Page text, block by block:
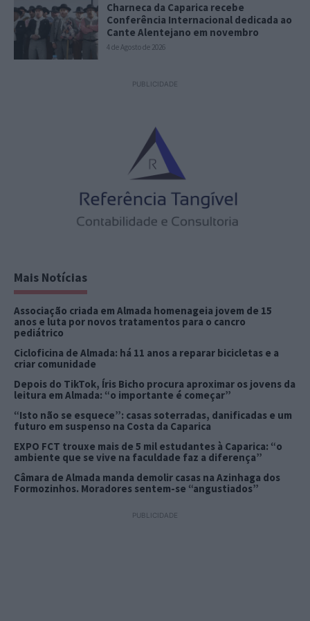
Charneca da Caparica recebe
Conferência Internacional dedicada ao
Cante Alentejano em novembro
4 de Agosto de 2026
PUBLICIDADE
Mais Notícias
Associação criada em Almada homenageia jovem de 15
anos e luta por novos tratamentos para o cancro
pediátrico
Cicloficina de Almada: há 11 anos a reparar bicicletas e a
criar comunidade
Depois do TikTok, Íris Bicho procura aproximar os jovens da
leitura em Almada: “o importante é começar”
“Isto não se esquece”: casas soterradas, danificadas e um
futuro em suspenso na Costa da Caparica
EXPO FCT trouxe mais de 5 mil estudantes à Caparica: “o
ambiente que se vive na faculdade faz a diferença”
Câmara de Almada manda demolir casas na Azinhaga dos
Formozinhos. Moradores sentem-se “angustiados”
PUBLICIDADE